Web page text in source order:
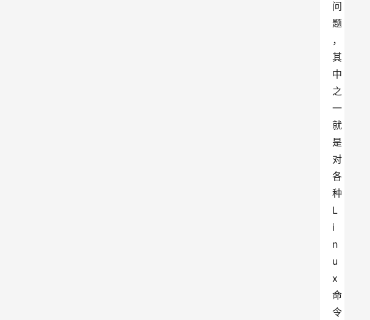
问
题
，
其
中
之
一
就
是
对
各
种
L
i
n
u
x
命
令